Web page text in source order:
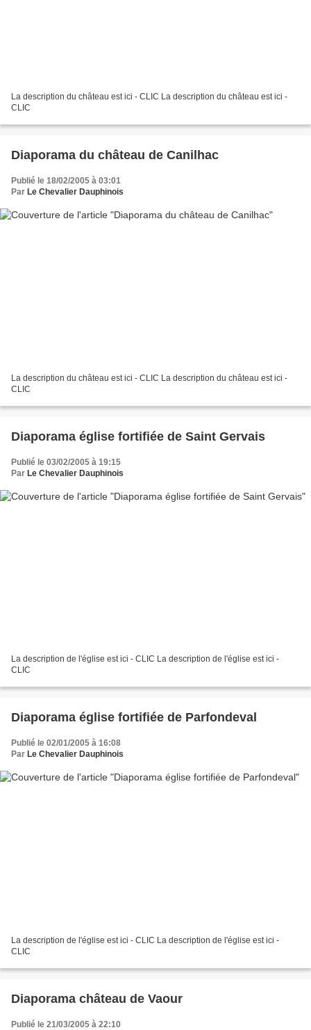
La description du château est ici - CLIC La description du château est ici -
CLIC
Diaporama du château de Canilhac
Publié le 18/02/2005 à 03:01
Par Le Chevalier Dauphinois
La description du château est ici - CLIC La description du château est ici -
CLIC
Diaporama église fortifiée de Saint Gervais
Publié le 03/02/2005 à 19:15
Par Le Chevalier Dauphinois
La description de l'église est ici - CLIC La description de l'église est ici -
CLIC
Diaporama église fortifiée de Parfondeval
Publié le 02/01/2005 à 16:08
Par Le Chevalier Dauphinois
La description de l'église est ici - CLIC La description de l'église est ici -
CLIC
Diaporama château de Vaour
Publié le 21/03/2005 à 22:10